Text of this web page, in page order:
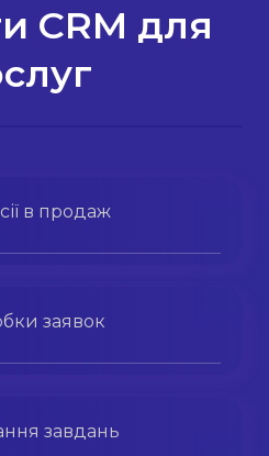
CRM для
в продаж
заявок
завдань